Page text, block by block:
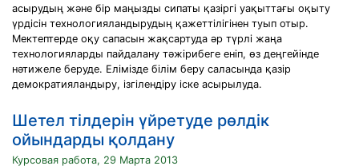
асырудың және бір маңызды сипаты қазіргі уақыттағы оқыту
үрдісін технологияландырудың қажеттілігінен туып отыр.
Мектептерде оқу сапасын жақсартуда әр түрлі жаңа
технологияларды пайдалану тәжірибеге еніп, өз деңгейінде
нәтижеле беруде. Елімізде білім беру саласында қазір
демократияландыру, ізгілендіру іске асырылуда.
Шетел тілдерін үйретуде рөлдік
ойындарды қолдану
Курсовая работа, 29 Марта 2013